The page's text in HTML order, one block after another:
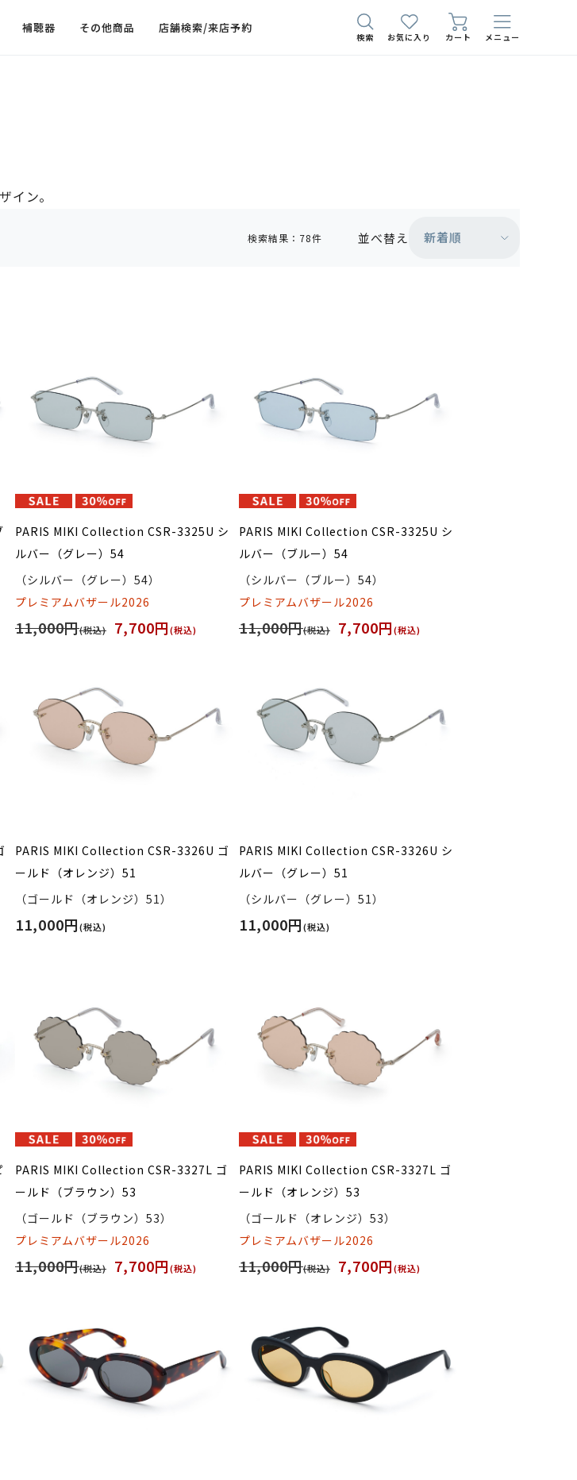
補聴器 その他商品 店舗検索/来店予約
検索 お気に入り カート メニュー
イン。
検索結果：78件 並べ替え 新着順
PARIS MIKI Collection CSR-3325U シ
ルバー（グレー）54
（シルバー（グレー）54）
プレミアムバザール2026
11,000円(税込) 7,700円(税込)
PARIS MIKI Collection CSR-3325U シ
ルバー（ブルー）54
（シルバー（ブルー）54）
プレミアムバザール2026
11,000円(税込) 7,700円(税込)
PARIS MIKI Collection CSR-3326U ゴ
ールド（オレンジ）51
（ゴールド（オレンジ）51）
11,000円(税込)
PARIS MIKI Collection CSR-3326U シ
ルバー（グレー）51
（シルバー（グレー）51）
11,000円(税込)
PARIS MIKI Collection CSR-3327L ゴ
ールド（ブラウン）53
（ゴールド（ブラウン）53）
プレミアムバザール2026
11,000円(税込) 7,700円(税込)
PARIS MIKI Collection CSR-3327L ゴ
ールド（オレンジ）53
（ゴールド（オレンジ）53）
プレミアムバザール2026
11,000円(税込) 7,700円(税込)